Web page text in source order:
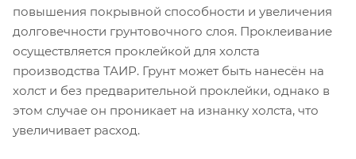
повышения покрывной способности и увеличения
долговечности грунтовочного слоя. Проклеивание
осуществляется проклейкой для холста
производства ТАИР. Грунт может быть нанесён на
холст и без предварительной проклейки, однако в
этом случае он проникает на изнанку холста, что
увеличивает расход.